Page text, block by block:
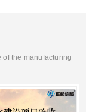
the manufacturing